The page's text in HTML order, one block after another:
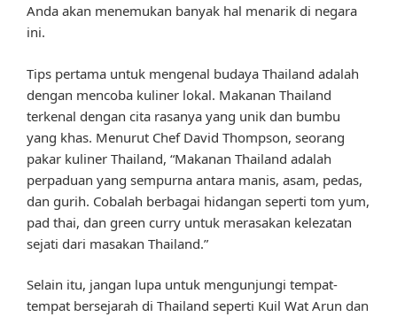
Anda akan menemukan banyak hal menarik di negara
ini.
Tips pertama untuk mengenal budaya Thailand adalah
dengan mencoba kuliner lokal. Makanan Thailand
terkenal dengan cita rasanya yang unik dan bumbu
yang khas. Menurut Chef David Thompson, seorang
pakar kuliner Thailand, “Makanan Thailand adalah
perpaduan yang sempurna antara manis, asam, pedas,
dan gurih. Cobalah berbagai hidangan seperti tom yum,
pad thai, dan green curry untuk merasakan kelezatan
sejati dari masakan Thailand.”
Selain itu, jangan lupa untuk mengunjungi tempat-
tempat bersejarah di Thailand seperti Kuil Wat Arun dan